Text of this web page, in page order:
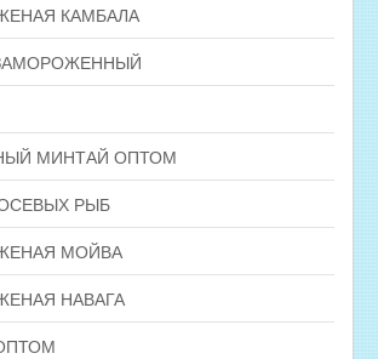
КАМБАЛА
МИНТАЙ ОПТОМ
РЫБ
МОЙВА
НАВАГА